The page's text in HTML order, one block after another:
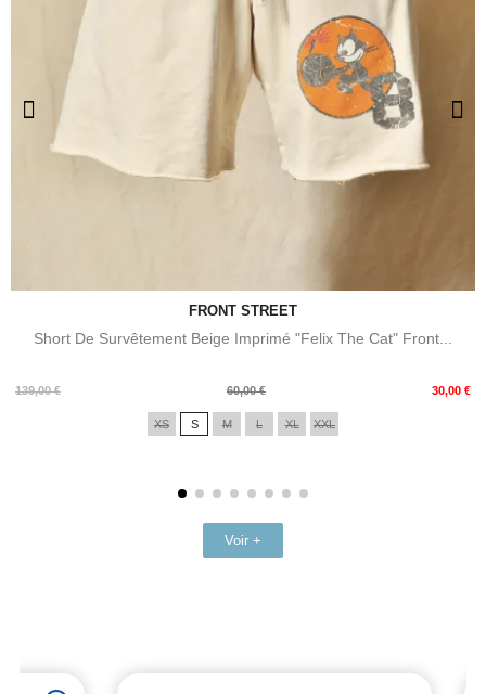
FRONT STREET
Short De Survêtement Beige Imprimé "Felix The Cat" Front...
139,00 €
Prix
60,00 € 30,00 €
Prix
XS S M L XL XXL
Voir +